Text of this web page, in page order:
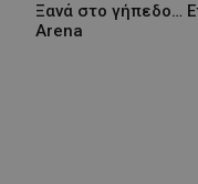
Ξανά στο γήπεδο…
Arena